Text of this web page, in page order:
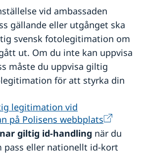
i Sydkorea
Sydkorea
i Sverige
och katastrofer
medborgarskap
säkerhet
Sydkorea
utlandet/Korea
vid ambassaden
gällande eller utgånget ska
svensk fotolegitimation om
ut. Om du inte kan uppvisa
måste du uppvisa giltig
för att styrka din
legitimation vid
på Polisens webbplats
giltig id-handling när du
pass eller nationellt id-kort